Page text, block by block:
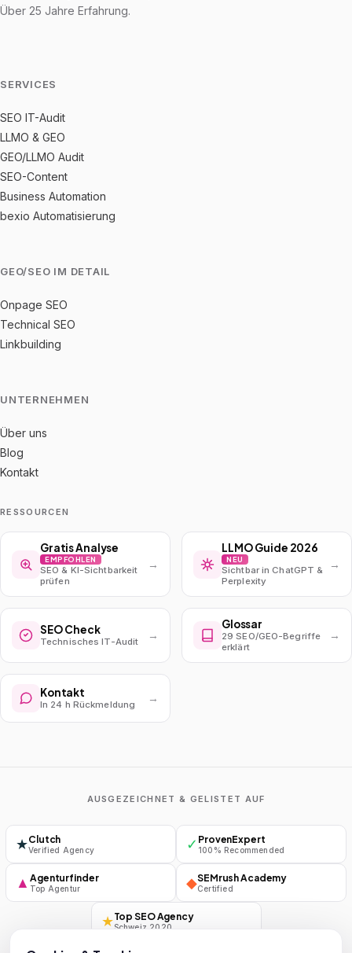
Über 25 Jahre Erfahrung.
SERVICES
SEO IT-Audit
LLMO & GEO
GEO/LLMO Audit
SEO-Content
Business Automation
bexio Automatisierung
GEO/SEO IM DETAIL
Onpage SEO
Technical SEO
Linkbuilding
UNTERNEHMEN
Über uns
Blog
Kontakt
RESSOURCEN
Gratis Analyse
EMPFOHLEN
SEO & KI-Sichtbarkeit
prüfen
→
LLMO Guide 2026
NEU
Sichtbar in ChatGPT &
Perplexity
→
SEO Check
Technisches IT-Audit →
Glossar
29 SEO/GEO-Begriffe
erklärt
→
Kontakt
In 24 h Rückmeldung →
AUSGEZEICHNET & GELISTET AUF
★Clutch
Verified Agency ✓ ProvenExpert
100% Recommended
▲ Agenturfinder
Top Agentur ◆SEMrush Academy
Certified
★Top SEO Agency
Schweiz 2020